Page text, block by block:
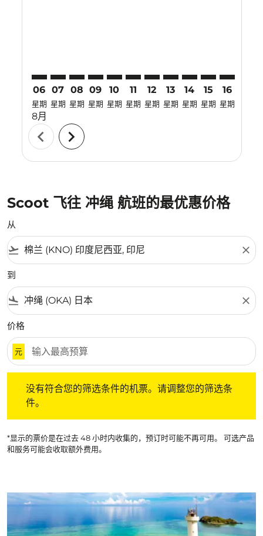
06
星期
8月
07
星期
08
星期
09
星期
10
星期
11
星期
12
星期
13
星期
14
星期
15
星期
16
星期
chevron_left chevron_right
Scoot 飞往 冲绳 航班的最优惠价格
从
flight_takeoff close
到
flight_land close
价格
元
没有符合您的筛选条件的机票。请调整您的筛选条
件。
*显示的票价是在过去 48 小时内收集的，预订时可能不再可用。 可选产品
和服务可能会收取额外费用。